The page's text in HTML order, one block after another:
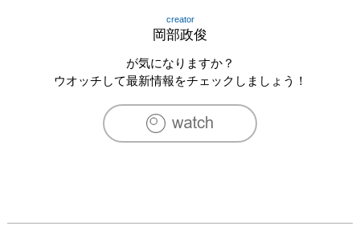
creator
岡部政俊
が気になりますか？
ウオッチして最新情報をチェックしましょう！